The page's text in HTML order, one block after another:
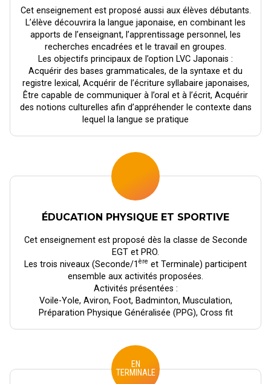
Cet enseignement est proposé aussi aux élèves débutants.
L’élève découvrira la langue japonaise, en combinant les
apports de l’enseignant, l’apprentissage personnel, les
recherches encadrées et le travail en groupes.
Les objectifs principaux de l’option LVC Japonais :
Acquérir des bases grammaticales, de la syntaxe et du
registre lexical, Acquérir de l’écriture syllabaire japonaises,
Être capable de communiquer à l’oral et à l’écrit, Acquérir
des notions culturelles afin d’appréhender le contexte dans
lequel la langue se pratique
ÉDUCATION PHYSIQUE ET SPORTIVE
Cet enseignement est proposé dès la classe de Seconde
EGT et PRO.
Les trois niveaux (Seconde/1 ère et Terminale) participent
ensemble aux activités proposées.
Activités présentées :
Voile-Yole, Aviron, Foot, Badminton, Musculation,
Préparation Physique Généralisée (PPG), Cross fit
EN
TERMINALE